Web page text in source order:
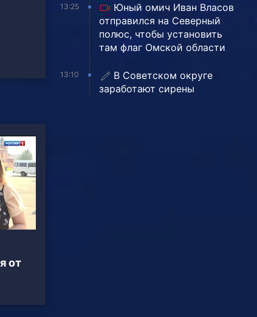
от
13:25
Юный омич Иван Власов
отправился на Северный
полюс, чтобы установить
там флаг Омской области
13:10
В Советском округе
заработают сирены